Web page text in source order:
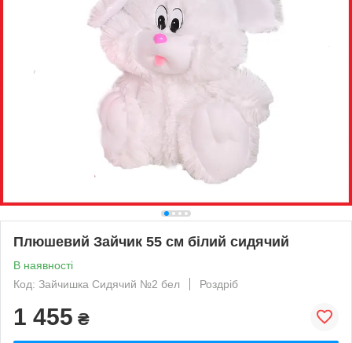
Плюшевий Зайчик 55 см білий сидячий
В наявності
Код: Зайчишка Сидячий №2 бел
Роздріб
1 455 ₴